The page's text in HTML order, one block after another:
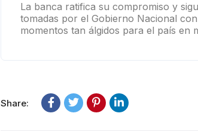
La banca ratifica su compromiso y
tomadas por el Gobierno Nacional
momentos tan álgidos para el país en
Share: